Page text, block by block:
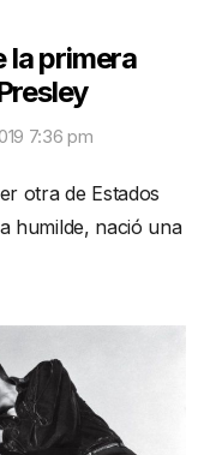
la primera
7:36 pm
otra de Estados
humilde, nació una